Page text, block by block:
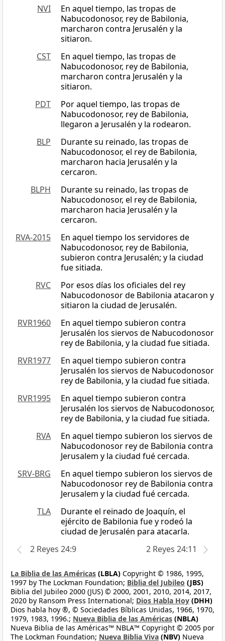
NVI
En aquel tiempo, las tropas de
Nabucodonosor, rey de Babilonia,
marcharon contra Jerusalén y la
sitiaron.
CST
En aquel tiempo, las tropas de
Nabucodonosor, rey de Babilonia,
marcharon contra Jerusalén y la
sitiaron.
PDT
Por aquel tiempo, las tropas de
Nabucodonosor, rey de Babilonia,
llegaron a Jerusalén y la rodearon.
BLP
Durante su reinado, las tropas de
Nabucodonosor, el rey de Babilonia,
marcharon hacia Jerusalén y la
cercaron.
BLPH
Durante su reinado, las tropas de
Nabucodonosor, el rey de Babilonia,
marcharon hacia Jerusalén y la
cercaron.
RVA-2015
En aquel tiempo los servidores de
Nabucodonosor, rey de Babilonia,
subieron contra Jerusalén; y la ciudad
fue sitiada.
RVC
Por esos días los oficiales del rey
Nabucodonosor de Babilonia atacaron y
sitiaron la ciudad de Jerusalén.
RVR1960
En aquel tiempo subieron contra
Jerusalén los siervos de Nabucodonosor
rey de Babilonia, y la ciudad fue sitiada.
RVR1977
En aquel tiempo subieron contra
Jerusalén los siervos de Nabucodonosor
rey de Babilonia, y la ciudad fue sitiada.
RVR1995
En aquel tiempo subieron contra
Jerusalén los siervos de Nabucodonosor,
rey de Babilonia, y la ciudad fue sitiada.
RVA
En aquel tiempo subieron los siervos de
Nabucodonosor rey de Babilonia contra
Jerusalem y la ciudad fué cercada.
SRV-BRG
En aquel tiempo subieron los siervos de
Nabucodonosor rey de Babilonia contra
Jerusalem y la ciudad fué cercada.
TLA
Durante el reinado de Joaquín, el
ejército de Babilonia fue y rodeó la
ciudad de Jerusalén para atacarla.
2 Reyes 24:9
2 Reyes 24:11
La Biblia de las Américas (LBLA) Copyright © 1986, 1995,
1997 by The Lockman Foundation; Biblia del Jubileo (JBS)
Biblia del Jubileo 2000 (JUS) © 2000, 2001, 2010, 2014, 2017,
2020 by Ransom Press International; Dios Habla Hoy (DHH)
Dios habla hoy ®, © Sociedades Bíblicas Unidas, 1966, 1970,
1979, 1983, 1996.; Nueva Biblia de las Américas (NBLA)
Nueva Biblia de las Américas™ NBLA™ Copyright © 2005 por
The Lockman Foundation; Nueva Biblia Viva (NBV) Nueva